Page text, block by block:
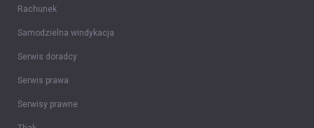
Rachunek
Samodzielna windykacja
Serwis doradcy
Serwis prawa
Serwisy prawne